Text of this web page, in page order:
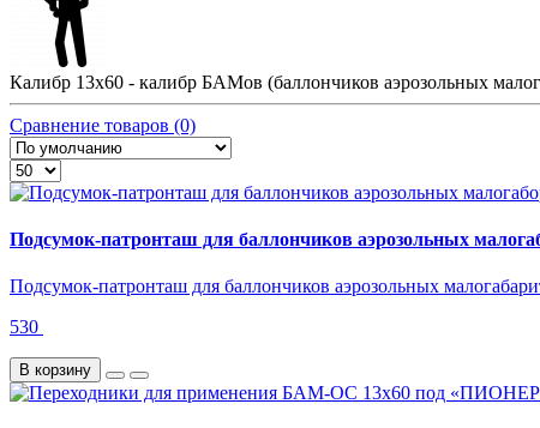
Калибр 13х60 - калибр БАМов (баллончиков аэрозольных
Сравнение товаров (0)
Подсумок-патронташ для баллончиков аэрозольных
Подсумок-патронташ для баллончиков аэрозольных
530
В корзину